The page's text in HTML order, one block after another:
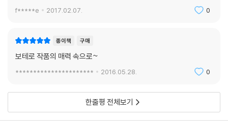
f*****e 2017.02.07. 0
종이책 구매
보테로 작품의 매력 속으로~
********************** 2016.05.28. 0
한줄평 전체보기